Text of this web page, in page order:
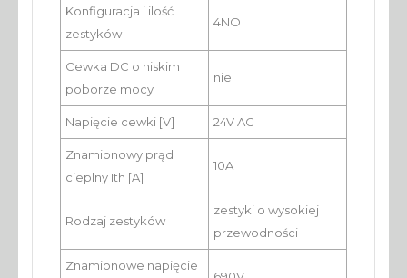
Konfiguracja i ilość
zestyków
4NO
Cewka DC o niskim
poborze mocy
nie
Napięcie cewki [V] 24V AC
Znamionowy prąd
cieplny Ith [A]
10A
Rodzaj zestyków
zestyki o wysokiej
przewodności
Znamionowe napięcie